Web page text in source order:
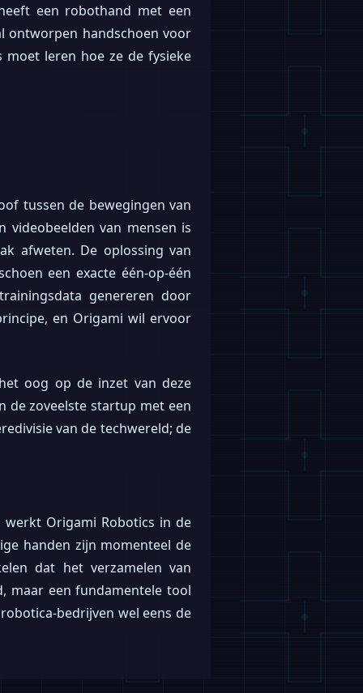
een robothand met een
ontworpen handschoen voor
moet leren hoe ze de fysieke
tussen de bewegingen van
videobeelden van mensen is
afweten. De oplossing van
een exacte één-op-één
genereren door
en Origami wil ervoor
oog op de inzet van deze
de zoveelste startup met een
van de techwereld; de
werkt Origami Robotics in de
handen zijn momenteel de
dat het verzamelen van
maar een fundamentele tool
bedrijven wel eens de